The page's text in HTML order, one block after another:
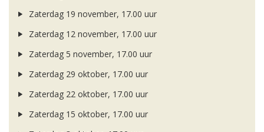
Zaterdag 19 november, 17.00 uur
Zaterdag 12 november, 17.00 uur
Zaterdag 5 november, 17.00 uur
Zaterdag 29 oktober, 17.00 uur
Zaterdag 22 oktober, 17.00 uur
Zaterdag 15 oktober, 17.00 uur